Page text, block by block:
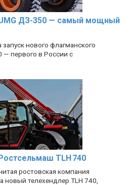
ДЗ-350 — самый мощный
нового флагманского
— первого в России с
TLH 740
ростовская компания
телехендлер TLH 740,